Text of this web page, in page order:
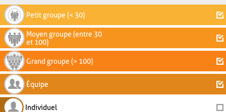
Petit groupe (< 30)
Moyen groupe (entre 30
et 100)
Grand groupe (> 100)
Équipe
Individuel